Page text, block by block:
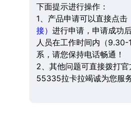
下面提示进行操作：
1、产品申请可以直接点击
接） 进行申请，申请成功
人员在工作时间内（9.30-
系，请您保持电话畅通！
2、其他问题可直接拨打
55335拉卡拉竭诚为您服